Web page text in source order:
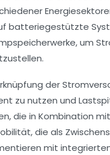
batteriegestützte
um
der
zu nutzen und
die in Kombination
die als
mit